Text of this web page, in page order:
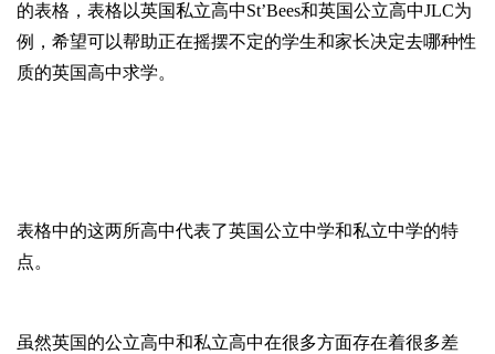
的表格，表格以英国私立高中St’Bees和英国公立高中JLC为
例，希望可以帮助正在摇摆不定的学生和家长决定去哪种性
质的英国高中求学。
表格中的这两所高中代表了英国公立中学和私立中学的特
点。
虽然英国的公立高中和私立高中在很多方面存在着很多差